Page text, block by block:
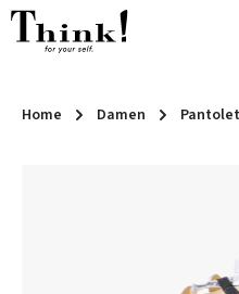
Zum Hauptinhalt springen
Home Damen